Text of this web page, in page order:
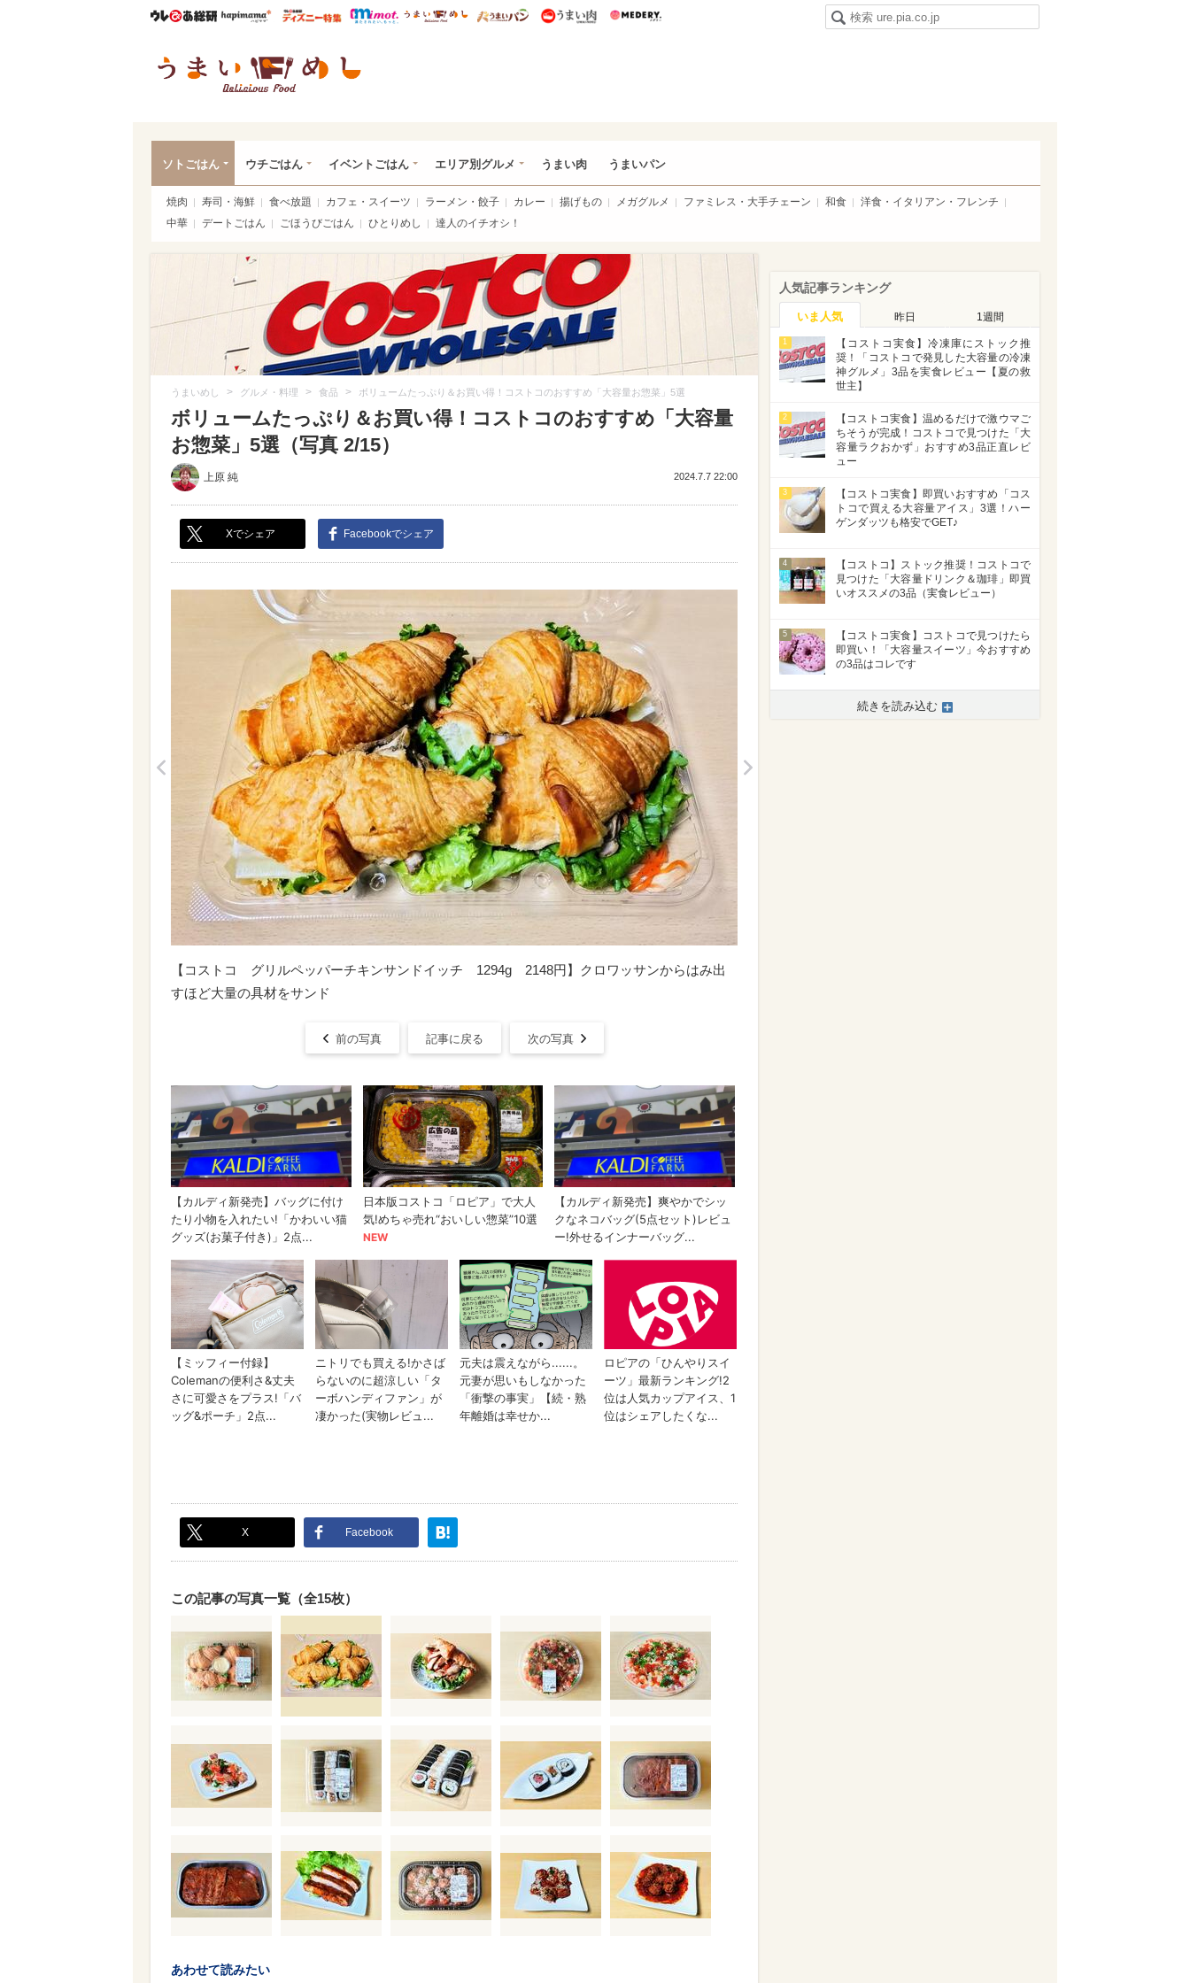
ウレぴあ総研ハピママ* ウレぴあ総研 ディズニー特集
mimot. うまいめし うまいパン うまい肉
ソトごはん ウチごはん イベントごはん エリア別グルメ うまい肉 うまいパン
焼肉 寿司・海鮮 食べ放題 カフェ・スイーツ ラーメン・餃子 カレー 揚げもの メガグルメ ファミレス・大手チェーン 和食
洋食・イタリアン・フレンチ
中華
デートごはん ごほうびごはん ひとりめし 達人のイチオシ！
うまいめし > グルメ・料理 > 食品 > ボリュームたっぷり＆お買い得！コストコのおすすめ「大容量お惣菜」5選
ボリュームたっぷり＆お買い得！コストコのおすすめ「大容量
お惣菜」5選（写真 2/15）
上原 純 2024.7.7 22:00
Xでシェア Facebookでシェア
【コストコ グリルペッパーチキンサンドイッチ 1294g 2148円】クロワッサンからはみ出
すほど大量の具材をサンド
前の写真 記事に戻る 次の写真
X Facebook
この記事の写真一覧（全15枚）
あわせて読みたい
人気記事ランキング
いま人気 昨日 1週間
1
【コストコ実食】冷凍庫にストック推
奨！「コストコで発見した大容量の冷凍
神グルメ」3品を実食レビュー【夏の救
世主】
2
【コストコ実食】温めるだけで激ウマご
ちそうが完成！コストコで見つけた「大
容量ラクおかず」おすすめ3品正直レビ
ュー
3
【コストコ実食】即買いおすすめ「コス
トコで買える大容量アイス」3選！ハー
ゲンダッツも格安でGET♪
4
【コストコ】ストック推奨！コストコで
見つけた「大容量ドリンク＆珈琲」即買
いオススメの3品（実食レビュー）
5
【コストコ実食】コストコで見つけたら
即買い！「大容量スイーツ」今おすすめ
の3品はコレです
続きを読み込む